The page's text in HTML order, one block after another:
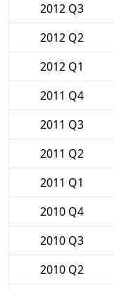
2012 Q3
2012 Q2
2012 Q1
2011 Q4
2011 Q3
2011 Q2
2011 Q1
2010 Q4
2010 Q3
2010 Q2